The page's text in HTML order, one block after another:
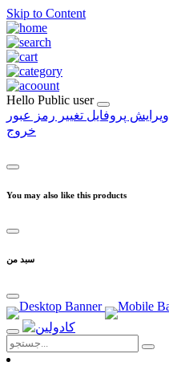
Skip to Content
Hello Public user
ویرایش پروفایل تغییر رمز عبور
خروج
You may also like this products
سبد من